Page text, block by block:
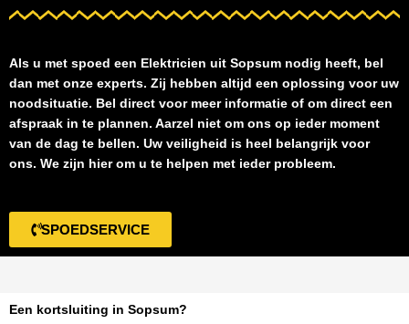
Als u met spoed een Elektricien uit Sopsum nodig heeft, bel
dan met onze experts. Zij hebben altijd een oplossing voor uw
noodsituatie. Bel direct voor meer informatie of om direct een
afspraak in te plannen. Aarzel niet om ons op ieder moment
van de dag te bellen. Uw veiligheid is heel belangrijk voor
ons. We zijn hier om u te helpen met ieder probleem.
SPOEDSERVICE
Een kortsluiting in Sopsum?